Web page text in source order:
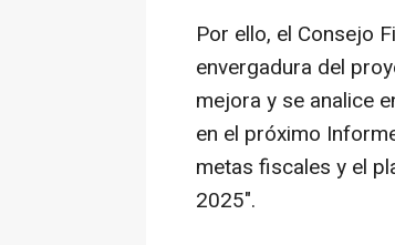
Por ello, el Consejo
envergadura del
mejora y se analice
en el próximo
metas fiscales y el
2025".